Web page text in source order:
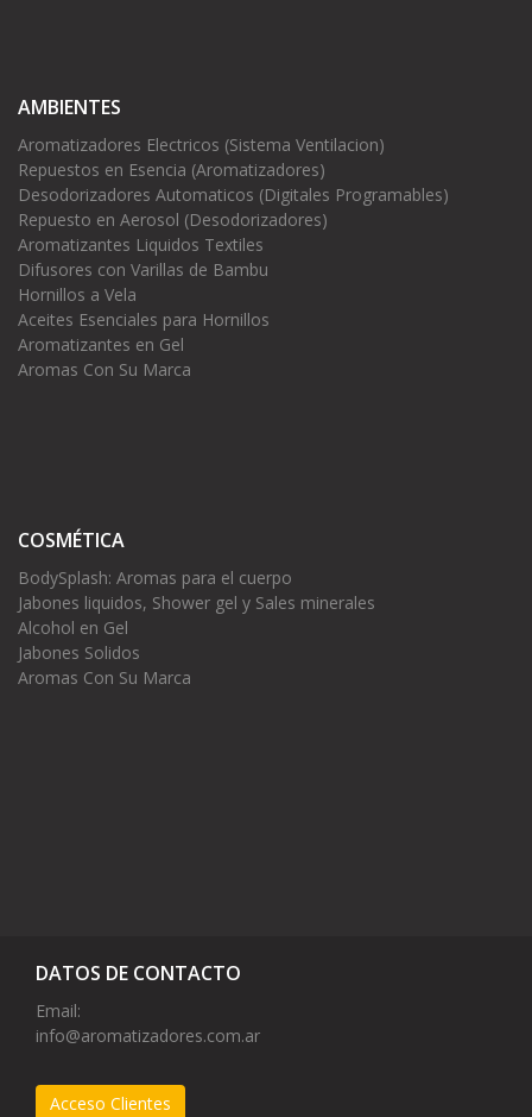
AMBIENTES
Aromatizadores Electricos (Sistema Ventilacion)
Repuestos en Esencia (Aromatizadores)
Desodorizadores Automaticos (Digitales Programables)
Repuesto en Aerosol (Desodorizadores)
Aromatizantes Liquidos Textiles
Difusores con Varillas de Bambu
Hornillos a Vela
Aceites Esenciales para Hornillos
Aromatizantes en Gel
Aromas Con Su Marca
COSMÉTICA
BodySplash: Aromas para el cuerpo
Jabones liquidos, Shower gel y Sales minerales
Alcohol en Gel
Jabones Solidos
Aromas Con Su Marca
DATOS DE CONTACTO
Email:
info@aromatizadores.com.ar
Acceso Clientes